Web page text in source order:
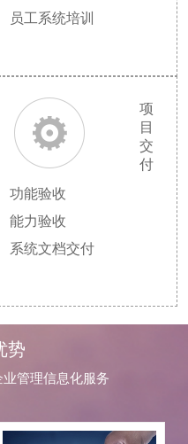
员工系统培训
项
目
交
付
功能验收
能力验收
系统文档交付
势
管理信息化服务